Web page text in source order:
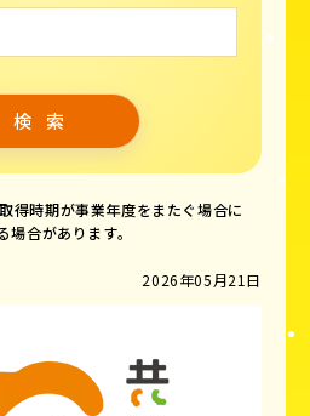
得時期が事業年度をまたぐ場合に
合があります。
2026年05月21日